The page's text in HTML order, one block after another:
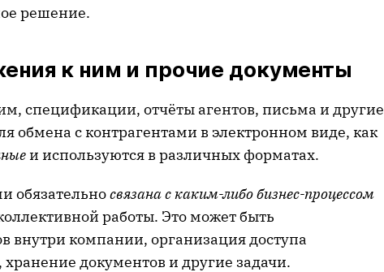
решение.
к ним и прочие документы
спецификации, отчёты агентов, письма и другие
обмена с контрагентами в электронном виде, как
и используются в различных форматах.
обязательносвязана с каким-либо бизнес-процессом
работы. Это может быть
внутри компании, организация доступа
документов и другие задачи.